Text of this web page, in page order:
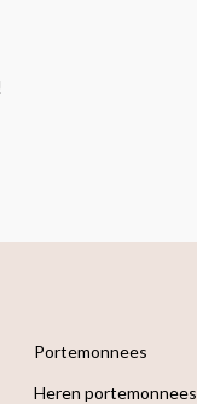
Portemonnees
Heren portemonnees